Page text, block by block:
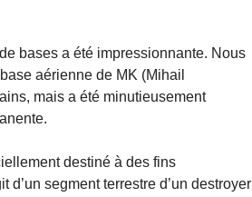
bases a été impressionnante. Nous
aérienne de MK (Mihail
mais a été minutieusement
destiné à des fins
segment terrestre d’un destroyer